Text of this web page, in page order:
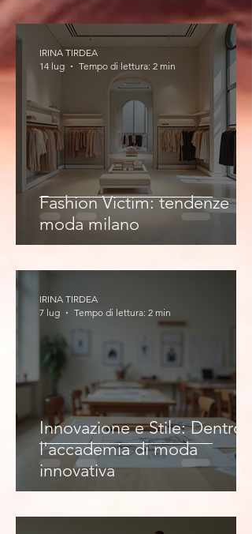
Fashion Victim: tendenze
moda milano
IRINA TIRDEA
14 lug
Tempo di lettura: 2 min
Innovazione e Stile: Dentro
l'accademia di moda
innovativa
IRINA TIRDEA
7 lug
Tempo di lettura: 2 min